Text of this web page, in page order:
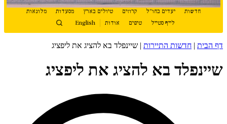
חדשות יעדים בחו"ל קרוזים טיולים בארץ מסעדות
מלונאות
לייף סטייל
טיפים אודות English
דף הבית | חדשות התיירות | שיינפלד בא להציג את ליפציג
שיינפלד בא להציג את ליפציג